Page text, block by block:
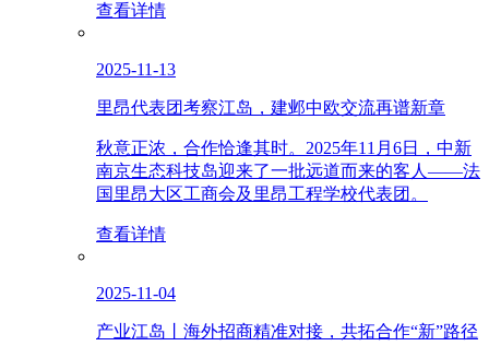
查看详情
2025-11-13
里昂代表团考察江岛，建邺中欧交流再谱新章
秋意正浓，合作恰逢其时。2025年11月6日，中新
南京生态科技岛迎来了一批远道而来的客人——法
国里昂大区工商会及里昂工程学校代表团。
查看详情
2025-11-04
产业江岛丨海外招商精准对接，共拓合作“新”路径